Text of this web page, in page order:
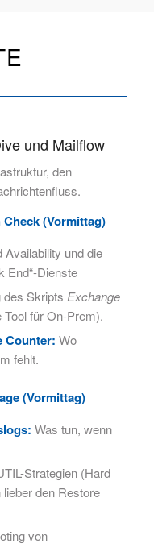
und Mailflow
den
(Vormittag)
Availability und die
End“-Dienste
des Skripts Exchange
für On-Prem).
Counter: Wo
fehlt.
(Vormittag)
Was tun, wenn
Strategien (Hard
den Restore
von